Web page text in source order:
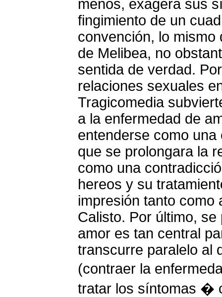
menos, exagera sus
fingimiento de un
convención, lo mismo
de Melibea, no
sentida de verdad.
relaciones sexuales
Tragicomedia
a la enfermedad de
entenderse como
que se prolongara la
como una
hereos y su
impresión tanto como
Calisto. Por último,
amor es tan central
transcurre paralelo al
(contraer la
tratar los síntomas �